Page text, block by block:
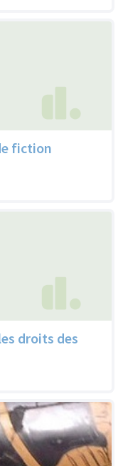
fiction
droits des